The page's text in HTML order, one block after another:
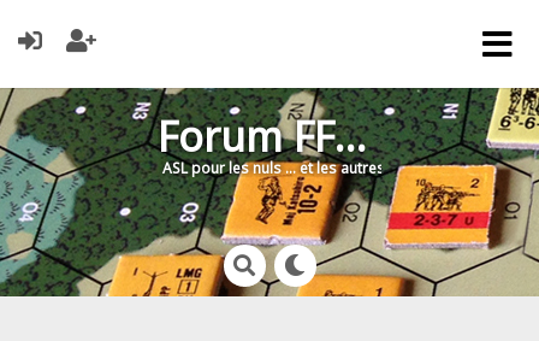
Forum FFL-ASL
ASL pour les nuls … et les autres !